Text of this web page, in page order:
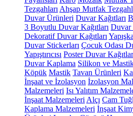
Tezgahları Ahşap Mutfak
Duvar Ürünleri Duvar Kağıtları
3 Boyutlu Duvar Kağıtları Duvar
Dekoratif Duvar Kağıtları
Duvar Stickerları Çocuk Odası
Yapıştırıcısı Poster Duvar
Duvar Kaplama Silikon ve
Köpük Mastik Tavan Ürünleri
İnşaat ve İzolasyon İzolasyon
Malzemeleri Isı Yalıtım
İnşaat Malzemeleri Alçı Cam
Kaplama Malzemeleri İnşaat